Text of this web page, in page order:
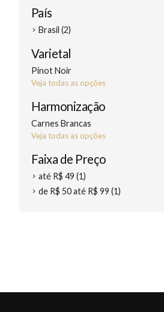
País
Brasil (2)
Varietal
Pinot Noir
Veja todas as opções
Harmonização
Carnes Brancas
Veja todas as opções
Faixa de Preço
até R$ 49 (1)
de R$ 50 até R$ 99 (1)